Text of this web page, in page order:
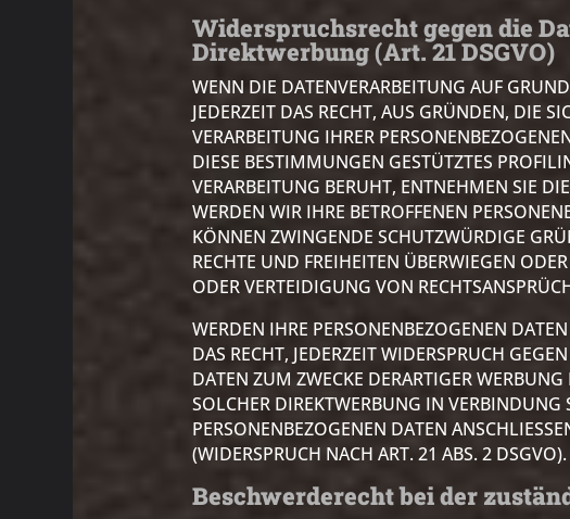
Widerspruchsrecht gegen die
Direktwerbung (Art. 21 DSGVO)
WENN DIE DATENVERARBEITUNG AUF
JEDERZEIT DAS RECHT, AUS GRÜNDEN, DIE
VERARBEITUNG IHRER
DIESE BESTIMMUNGEN GESTÜTZTES
VERARBEITUNG BERUHT, ENTNEHMEN SIE
WERDEN WIR IHRE BETROFFENEN
KÖNNEN ZWINGENDE SCHUTZWÜRDIGE
RECHTE UND FREIHEITEN ÜBERWIEGEN
ODER VERTEIDIGUNG VON
WERDEN IHRE PERSONENBEZOGENEN
DAS RECHT, JEDERZEIT WIDERSPRUCH
DATEN ZUM ZWECKE DERARTIGER
SOLCHER DIREKTWERBUNG IN VERBINDUNG
PERSONENBEZOGENEN DATEN
(WIDERSPRUCH NACH ART. 21 ABS. 2 DSGVO).
Beschwerde­recht bei der